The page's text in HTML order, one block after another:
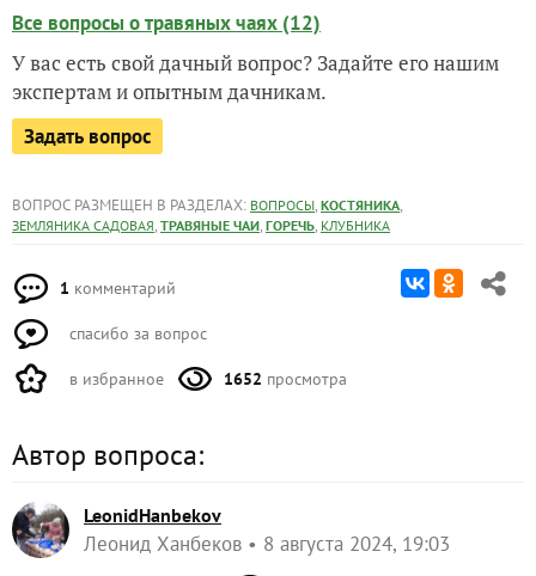
Все вопросы о травяных чаях (12)
У вас есть свой дачный вопрос? Задайте его нашим
экспертам и опытным дачникам.
Задать вопрос
ВОПРОС РАЗМЕЩЕН В РАЗДЕЛАХ: ВОПРОСЫ, КОСТЯНИКА,
ЗЕМЛЯНИКА САДОВАЯ, ТРАВЯНЫЕ ЧАИ, ГОРЕЧЬ, КЛУБНИКА
1 комментарий
спасибо за вопрос
в избранное 1652 просмотра
Автор вопроса:
LeonidHanbekov
Леонид Ханбеков 8 августа 2024, 19:03